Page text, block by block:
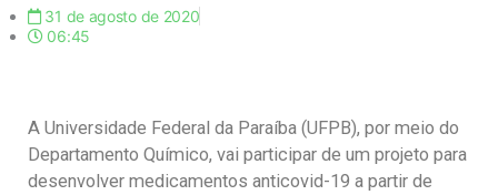
31 de agosto de 2020
06:45
A Universidade Federal da Paraíba (UFPB), por meio do
Departamento Químico, vai participar de um projeto para
desenvolver medicamentos anticovid-19 a partir de